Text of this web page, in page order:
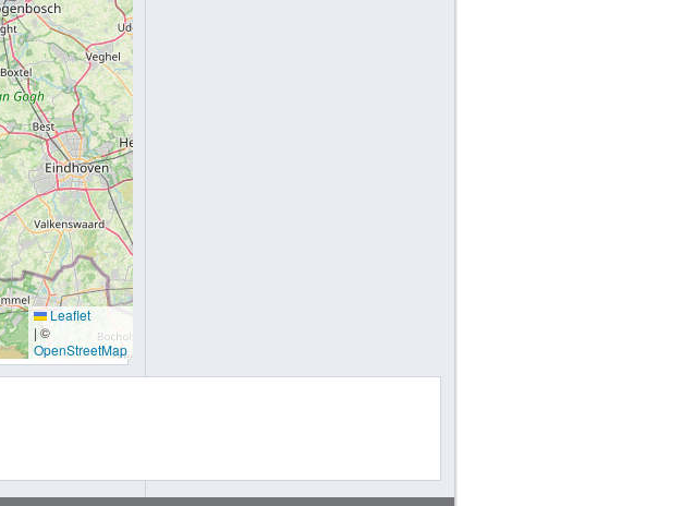
Leaflet
| ©
OpenStreetMap